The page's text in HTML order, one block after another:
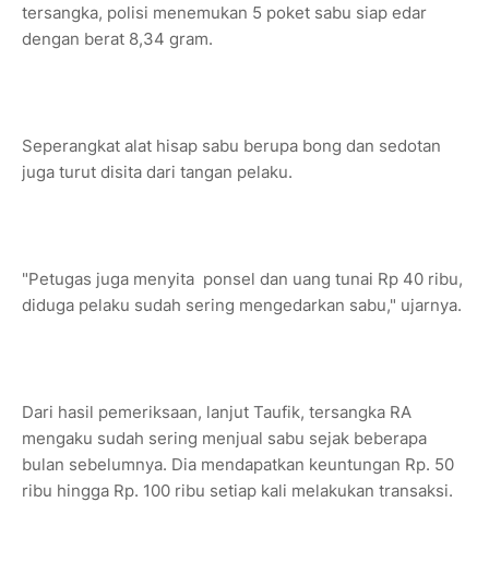
tersangka, polisi menemukan 5 poket sabu siap edar
dengan berat 8,34 gram.
Seperangkat alat hisap sabu berupa bong dan sedotan
juga turut disita dari tangan pelaku.
"Petugas juga menyita ponsel dan uang tunai Rp 40 ribu,
diduga pelaku sudah sering mengedarkan sabu," ujarnya.
Dari hasil pemeriksaan, lanjut Taufik, tersangka RA
mengaku sudah sering menjual sabu sejak beberapa
bulan sebelumnya. Dia mendapatkan keuntungan Rp. 50
ribu hingga Rp. 100 ribu setiap kali melakukan transaksi.